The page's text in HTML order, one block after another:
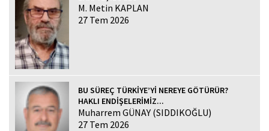
M. Metin KAPLAN
27 Tem 2026
BU SÜREÇ TÜRKİYE’Yİ NEREYE GÖTÜRÜR?
HAKLI ENDİŞELERİMİZ...
Muharrem GÜNAY (SIDDIKOĞLU)
27 Tem 2026